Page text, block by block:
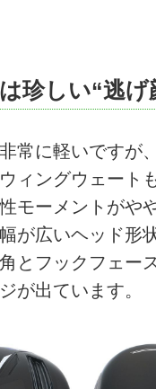
珍しい“逃げ
常に軽いですが
ィングウェート
モーメントがや
が広いヘッド形
とフックフェー
が出ています。